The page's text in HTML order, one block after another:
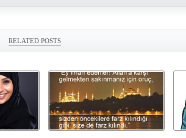
RELATED POSTS